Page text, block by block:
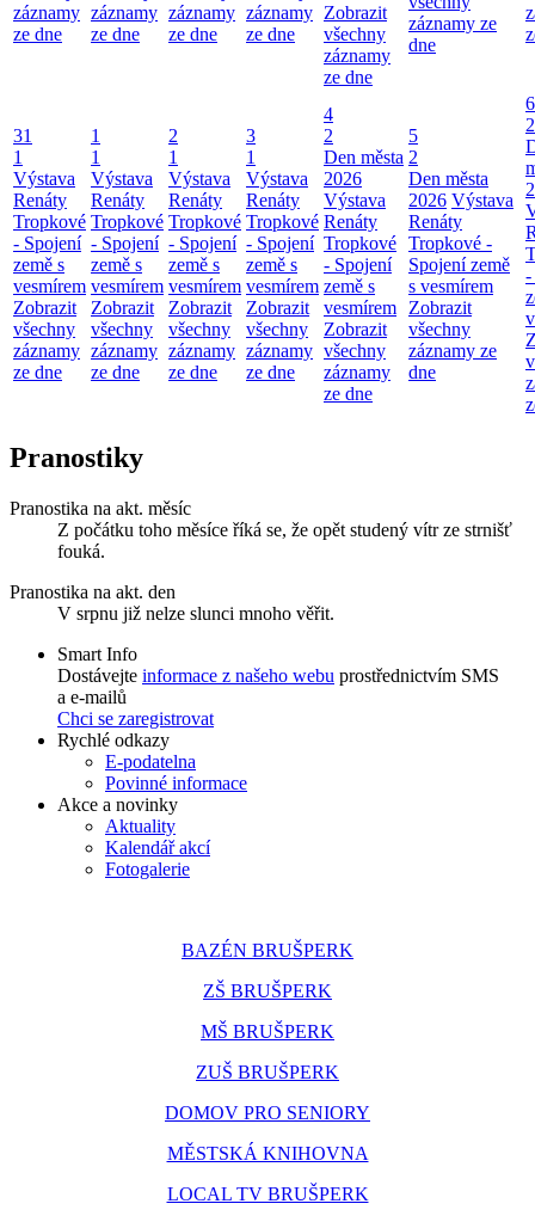
záznamy
ze dne
záznamy
ze dne
záznamy
ze dne
záznamy
ze dne
Zobrazit
všechny
záznamy
ze dne
záznamy ze
dne
31
1
Výstava
Renáty
Tropkové
- Spojení
země s
vesmírem
Zobrazit
všechny
záznamy
ze dne
1
1
Výstava
Renáty
Tropkové
- Spojení
země s
vesmírem
Zobrazit
všechny
záznamy
ze dne
2
1
Výstava
Renáty
Tropkové
- Spojení
země s
vesmírem
Zobrazit
všechny
záznamy
ze dne
3
1
Výstava
Renáty
Tropkové
- Spojení
země s
vesmírem
Zobrazit
všechny
záznamy
ze dne
4
2
Den města
2026
Výstava
Renáty
Tropkové
- Spojení
země s
vesmírem
Zobrazit
všechny
záznamy
ze dne
5
2
Den města
2026 Výstava
Renáty
Tropkové -
Spojení země
s vesmírem
Zobrazit
všechny
záznamy ze
dne
6
2
-
Pranostiky
Pranostika na akt. měsíc
Z počátku toho měsíce říká se, že opět studený vítr ze strnišť
fouká.
Pranostika na akt. den
V srpnu již nelze slunci mnoho věřit.
Smart Info
Dostávejte informace z našeho webu prostřednictvím SMS
a e-mailů
Chci se zaregistrovat
Rychlé odkazy
E-podatelna
Povinné informace
Akce a novinky
Aktuality
Kalendář akcí
Fotogalerie
BAZÉN BRUŠPERK
ZŠ BRUŠPERK
MŠ BRUŠPERK
ZUŠ BRUŠPERK
DOMOV PRO SENIORY
MĚSTSKÁ KNIHOVNA
LOCAL TV BRUŠPERK